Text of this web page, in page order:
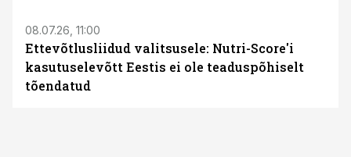
08.07.26, 11:00
Ettevõtlusliidud valitsusele: Nutri-Score'i
kasutuselevõtt Eestis ei ole teaduspõhiselt
tõendatud